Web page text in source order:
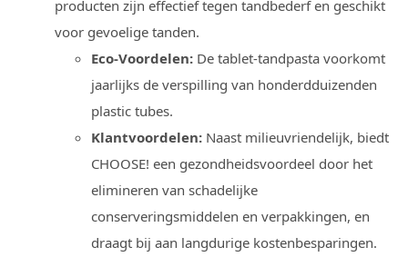
producten zijn effectief tegen tandbederf en geschikt
voor gevoelige tanden.
Eco-Voordelen: De tablet-tandpasta voorkomt
jaarlijks de verspilling van honderdduizenden
plastic tubes.
Klantvoordelen: Naast milieuvriendelijk, biedt
CHOOSE! een gezondheidsvoordeel door het
elimineren van schadelijke
conserveringsmiddelen en verpakkingen, en
draagt bij aan langdurige kostenbesparingen.